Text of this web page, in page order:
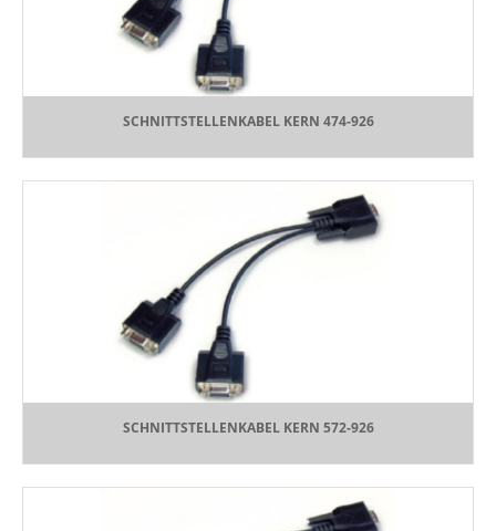
SCHNITTSTELLENKABEL KERN 474-926
SCHNITTSTELLENKABEL KERN 572-926